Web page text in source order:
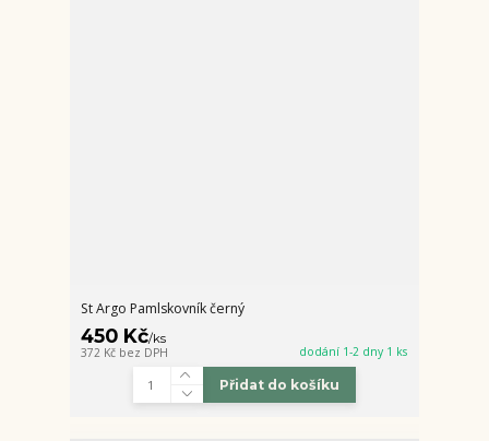
St Argo Pamlskovník černý
450 Kč/ks
372 Kč bez DPH dodání 1-2 dny 1 ks
Přidat do košíku